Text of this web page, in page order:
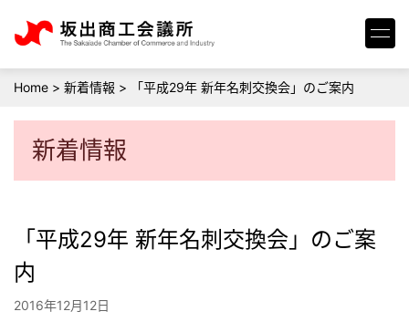
Home > 新着情報 > 「平成29年 新年名刺交換会」のご案内
新着情報
「平成29年 新年名刺交換会」のご案
内
2016年12月12日